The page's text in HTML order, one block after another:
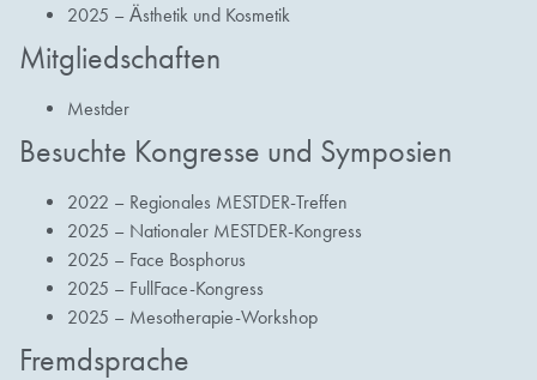
2025 – Ästhetik und Kosmetik
Mitgliedschaften
Mestder
Besuchte Kongresse und Symposien
2022 – Regionales MESTDER-Treffen
2025 – Nationaler MESTDER-Kongress
2025 – Face Bosphorus
2025 – FullFace-Kongress
2025 – Mesotherapie-Workshop
Fremdsprache